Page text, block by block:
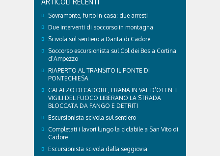
con il veterinario di Cortina, che ci ha illustrato i
principali accorgimenti per aiutare i cani ad
affrontare il caldo in sicurezza e benessere...
Sovramonte, furto in casa: due arresti
Due interventi di soccorso in montagna
Scivola sul sentiero a Danta di Cadore
Soccorso escursionista sul Col dei Bos a Cortina
d’Ampezzo
RIAPERTO AL TRANSITO IL PONTE DI
PONTECHIESA
CALALZO DI CADORE, FRANA IN VAL D’OTEN: I
VIGILI DEL FUOCO LIBERANO LA STRADA
BLOCCATA DA FANGO E DETRITI
Escursionista scivola sul sentiero
Completati i lavori lungo la ciclabile a San Vito di
Cadore
Escursionista scivola dalla seggiovia